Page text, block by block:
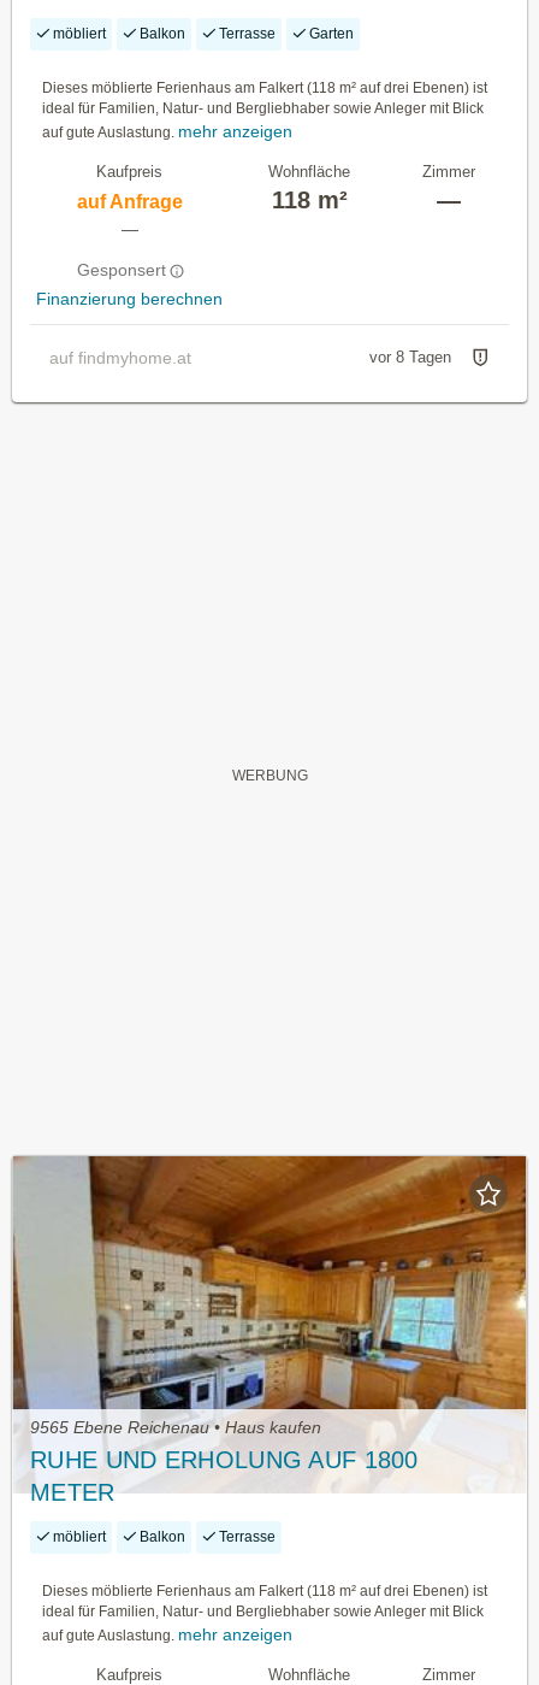
möbliert Balkon Terrasse Garten
Dieses möblierte Ferienhaus am Falkert (118 m² auf drei Ebenen) ist
ideal für Familien, Natur- und Bergliebhaber sowie Anleger mit Blick
auf gute Auslastung. mehr anzeigen
Kaufpreis
auf Anfrage
—
Gesponsert
Finanzierung berechnen
Wohnfläche
118 m²
Zimmer
—
auf findmyhome.at vor 8 Tagen
9565 Ebene Reichenau • Haus kaufen
RUHE UND ERHOLUNG AUF 1800
METER
möbliert Balkon Terrasse
Dieses möblierte Ferienhaus am Falkert (118 m² auf drei Ebenen) ist
ideal für Familien, Natur- und Bergliebhaber sowie Anleger mit Blick
auf gute Auslastung. mehr anzeigen
Kaufpreis Wohnfläche Zimmer